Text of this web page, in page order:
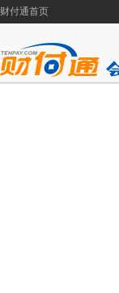
财付通首页